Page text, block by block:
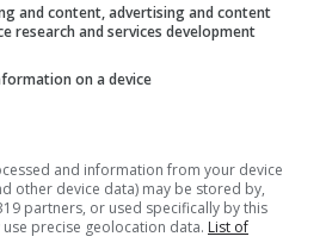
and content, advertising and content
research and services development
on a device
and information from your device
other device data) may be stored by,
partners, or used specifically by this
precise geolocation data. List of